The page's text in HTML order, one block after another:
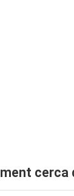
cerca